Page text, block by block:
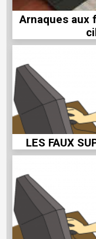
Arnaques aux
LES FAUX